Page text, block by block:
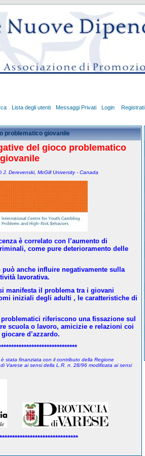
Lista degli utenti Messaggi Privati Login Registrati
problematico giovanile
del gioco problematico
giovanile
Derevenski, McGill University - Canada
è correlato con l’aumento di
come pure deterioramento delle
può anche influire negativamente sulla
lavorativa.
manifesta il problema tra i giovani
iniziali degli adulti , le caratteristiche di
riferiscono una fissazione sul
scuola o lavoro, amicizie e relazioni coi
d’azzardo.
stata finanziata con il contributo della Regione
Varese ai sensi della L.R. n. 28/96 modificata ai sensi